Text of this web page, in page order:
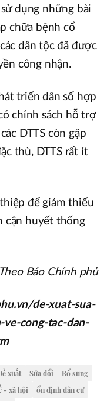
dụng những bài
chữa bệnh cổ
dân tộc đã được
công nhận.
triển dân số hợp
chính sách hỗ trợ
DTTS còn gặp
thù, DTTS rất ít
để giảm thiểu
cận huyết thống
Theo Báo Chính phủ
de-xuat-sua-
ve-cong-tac-dan-
xuất Sửa đổi
Bổ sung
- xã hội
ổn định dân cư